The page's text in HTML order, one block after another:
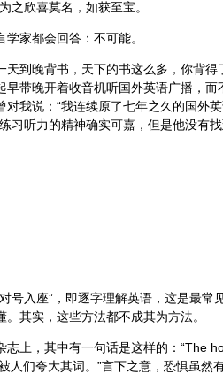
之欣喜莫名，如获至宝。
家都会回答：不可能。
到晚背书，天下的书这么多，你背得
带晚开着收音机听国外英语广播，而
我说：“我连续原了七年之久的国外英
习听力的精神确实可嘉，但是他没有
入座”，即逐字理解英语，这是最常
其实，这些方法都不成其为方法。
上，其中有一句话是这样的：“The
们夸大其词。”言下之意，恐惧虽然